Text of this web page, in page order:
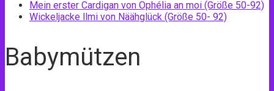
Mein erster Cardigan von Ophélia an moi (Größe 50-92)
Wickeljacke llmi von Näähglück (Größe 50- 92)
Babymützen